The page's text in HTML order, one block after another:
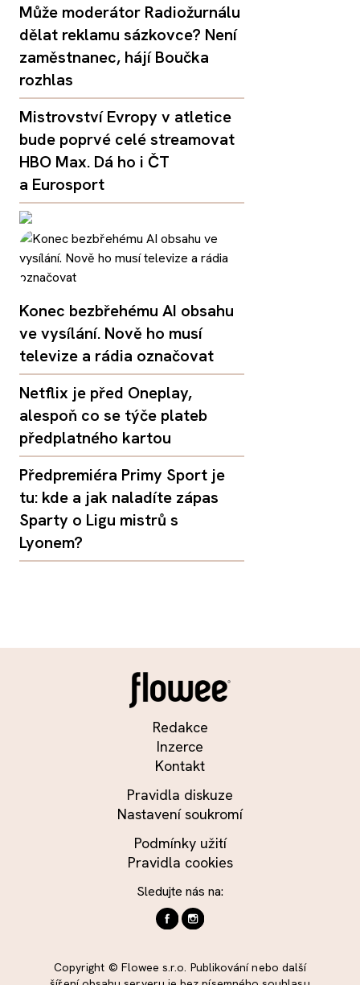
Může moderátor Radiožurnálu
dělat reklamu sázkovce? Není
zaměstnanec, hájí Boučka
rozhlas
Mistrovství Evropy v atletice
bude poprvé celé streamovat
HBO Max. Dá ho i ČT
a Eurosport
Konec bezbřehému AI obsahu
ve vysílání. Nově ho musí
televize a rádia označovat
Netflix je před Oneplay,
alespoň co se týče plateb
předplatného kartou
Předpremiéra Primy Sport je
tu: kde a jak naladíte zápas
Sparty o Ligu mistrů s
Lyonem?
Redakce
Inzerce
Kontakt
Pravidla diskuze
Nastavení soukromí
Podmínky užití
Pravidla cookies
Sledujte nás na:
Copyright © Flowee s.r.o. Publikování nebo další